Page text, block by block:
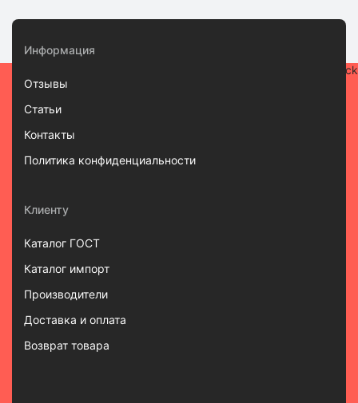
Информация
Отзывы
Статьи
Контакты
Политика конфиденциальности
Клиенту
Каталог ГОСТ
Каталог импорт
Производители
Доставка и оплата
Возврат товара